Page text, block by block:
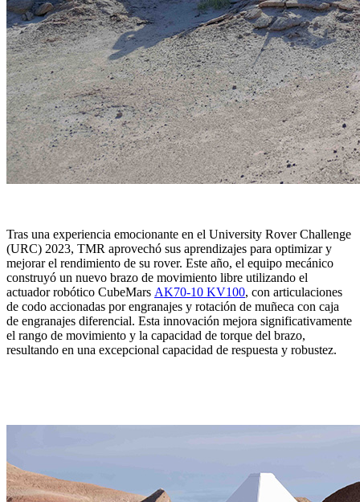
Tras una experiencia emocionante en el University Rover Challenge
(URC) 2023, TMR aprovechó sus aprendizajes para optimizar y
mejorar el rendimiento de su rover. Este año, el equipo mecánico
construyó un nuevo brazo de movimiento libre utilizando el
actuador robótico CubeMars AK70-10 KV100, con articulaciones
de codo accionadas por engranajes y rotación de muñeca con caja
de engranajes diferencial. Esta innovación mejora significativamente
el rango de movimiento y la capacidad de torque del brazo,
resultando en una excepcional capacidad de respuesta y robustez.